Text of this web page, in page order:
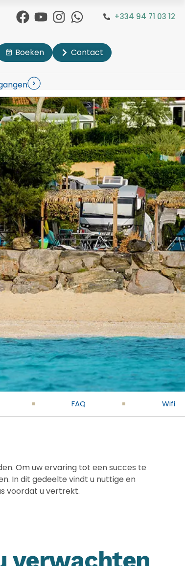
+334 94 71 03 12
Boeken Contact
FAQ Wifi
Om uw ervaring tot een succes te
In dit gedeelte vindt u nuttige en
voordat u vertrekt.
verwachten